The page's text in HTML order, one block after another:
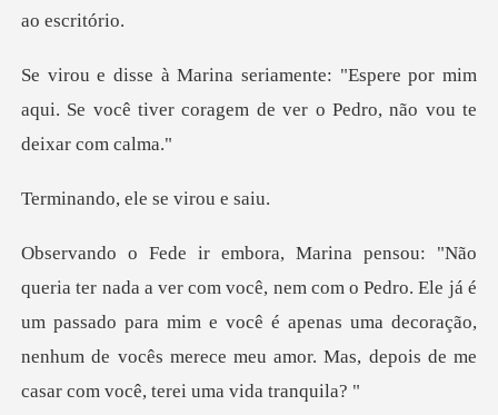
ere por mim
aqui. Se você tiver coragem de
ele se vir
com o Pedro. Ele já é
um passado para mim e você é apenas uma decoração,
nenhum de